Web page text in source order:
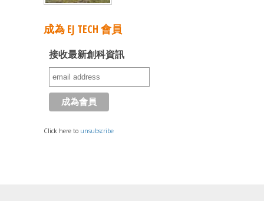
成為 EJ TECH 會員
接收最新創科資訊
Click here to unsubscribe